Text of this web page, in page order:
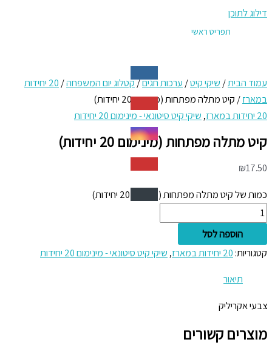
דילוג לתוכן
תפריט ראשי
עמוד הבית/ שיקי קיט/ ערכות חגים/קטלוג יום המשפחה/
20 יחידות
במארז/ קיט מתלה מפתחות (מינימום 20 יחידות)
20 יחידות במארז
, שיקי קיט סיטונאי - מינימום 20 יחידות
קיט מתלה מפתחות (מינימום 20 יחידות)
₪17.50
כמות של קיט מתלה מפתחות (מינימום 20 יחידות)
הוספה לסל
קטגוריות: 20 יחידות במארז , שיקי קיט סיטונאי - מינימום 20 יחידות
תיאור
צבעי אקריליק
מוצרים קשורים